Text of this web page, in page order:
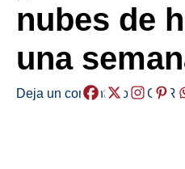
nubes de
una
Deja un comentario /